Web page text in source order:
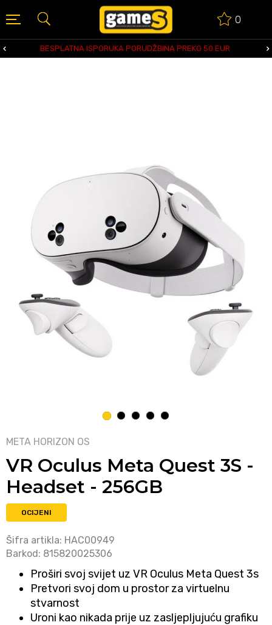
0
BESPLATNA ISPORUKA PORUDŽBINA PREKO 50 EUR
1 2 3 4 5
META HORIZON OS
VR Oculus Meta Quest 3S -
Headset - 256GB
OCIJENI
Šifra artikla: HAC00949
Barkod: 815820025306
Proširi svoj svijet uz VR Oculus Meta Quest 3s
Pretvori svoj dom u prostor za virtuelnu
stvarnost
Uroni kao nikada prije uz zasljepljujuću grafiku